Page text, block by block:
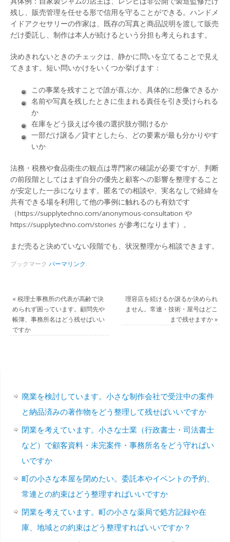
残し、販売管理を任せる形で信用を守ることができる。ハンドメ
イドアクセサリーの作家は、既存の写真と商品説明を渡して販売
だけ委託し、制作は本人が続けるという分担も考えられます。
決めきれないときのチェックは、静かに問いを立てることで見え
てきます。短い問いかけをいくつか挙げます：
この事業を残すことで誰が喜ぶか、具体的に想像できるか
名前や写真を残したときに生まれる責任を引き受けられる
か
在庫をどう扱えば今後の選択肢が開けるか
一部だけ譲る／貸すとしたら、どの要素が最も分かりやす
いか
法務・税務や食品衛生の観点は専門家の確認が必要ですが、判断
の前段階としてはまず自分の優先と顧客への影響を整理すること
が安定した一歩になります。匿名での相談や、実名なしで経緯を
共有できる場を利用して他の事例に触れるのも有効です
（https://supplytechno.com/anonymous-consultation や
https://supplytechno.com/stories が参考になります）。
まだ売ると決めていない段階でも、状況整理から相談できます。
ブックマークパーマリンク.
« 税理士事務所の代表が高齢で決
められず困っています。顧問先や
帳簿、事務所名はどう残せばいい
ですか
理容店を続けるか譲るか決められ
ません。常連・技術・屋号はどこ
まで残せますか»
廃業を検討しています。小さな制作会社で受注中の案件
と納品済みの著作物をどう整理して残せばいいですか
閉業を考えています。小さな士業（行政書士・司法書士
など）で顧客資料・未完案件・事務所名をどう守ればい
いですか
町の小さな本屋を閉めたい。委託本やイベントの予約、
常連との約束はどう整理すればいいですか
閉業を考えています。町の小さな薬局で処方記録や在
庫、地域との約束はどう整理すればいいですか？